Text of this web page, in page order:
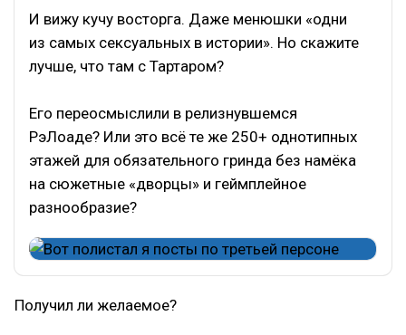
И вижу кучу восторга. Даже менюшки «одни
из самых сексуальных в истории». Но скажите
лучше, что там с Тартаром?
Его переосмыслили в релизнувшемся
РэЛоаде? Или это всё те же 250+ однотипных
этажей для обязательного гринда без намёка
на сюжетные «дворцы» и геймплейное
разнообразие?
Получил ли желаемое?